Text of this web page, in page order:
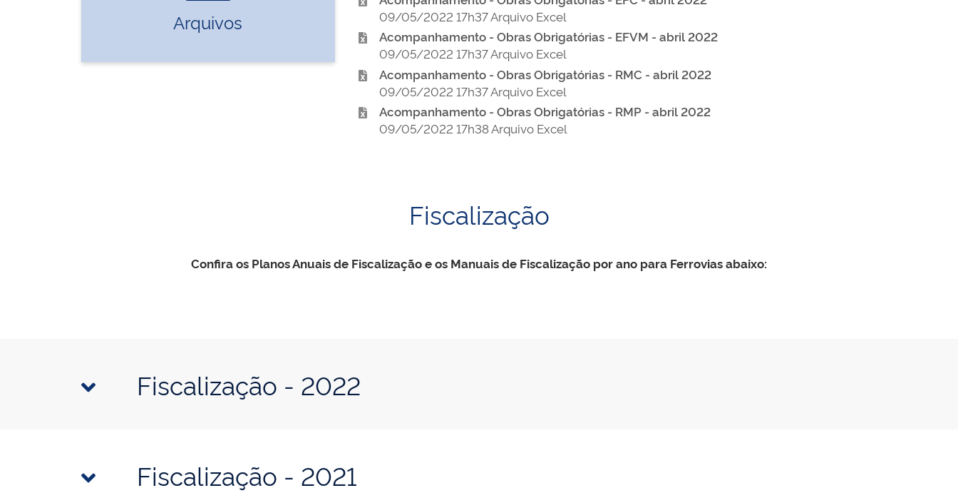
Arquivos
09/05/2022 17h37 Arquivo Excel
Acompanhamento - Obras Obrigatórias - EFVM - abril 2022
09/05/2022 17h37 Arquivo Excel
Acompanhamento - Obras Obrigatórias - RMC - abril 2022
09/05/2022 17h37 Arquivo Excel
Acompanhamento - Obras Obrigatórias - RMP - abril 2022
09/05/2022 17h38 Arquivo Excel
Fiscalização
Confira os Planos Anuais de Fiscalização e os Manuais de Fiscalização por ano para Ferrovias abaixo:
Fiscalização - 2022
Fiscalização - 2021